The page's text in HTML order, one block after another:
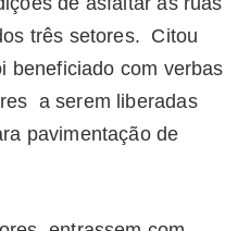
três setores. Citou
beneficiado com verbas
a serem liberadas
pavimentação de